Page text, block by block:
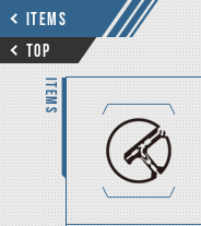
ITEMS
TOP
ITEMS